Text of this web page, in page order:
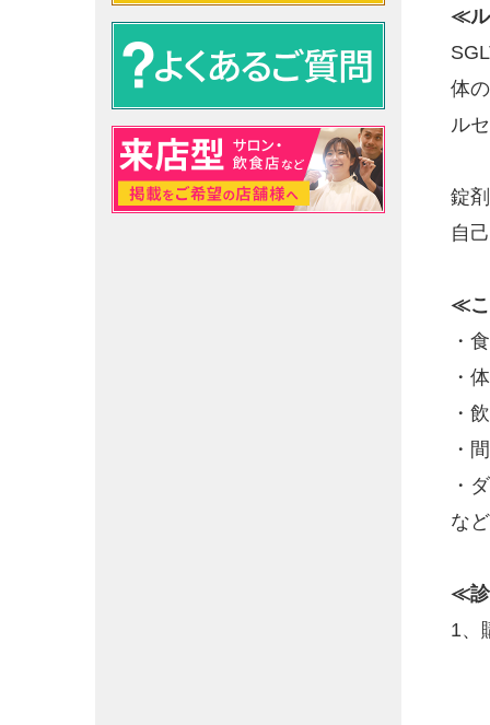
≪
体
ル
錠
自
≪こ
・
・
・
・
・
など
≪診
1、